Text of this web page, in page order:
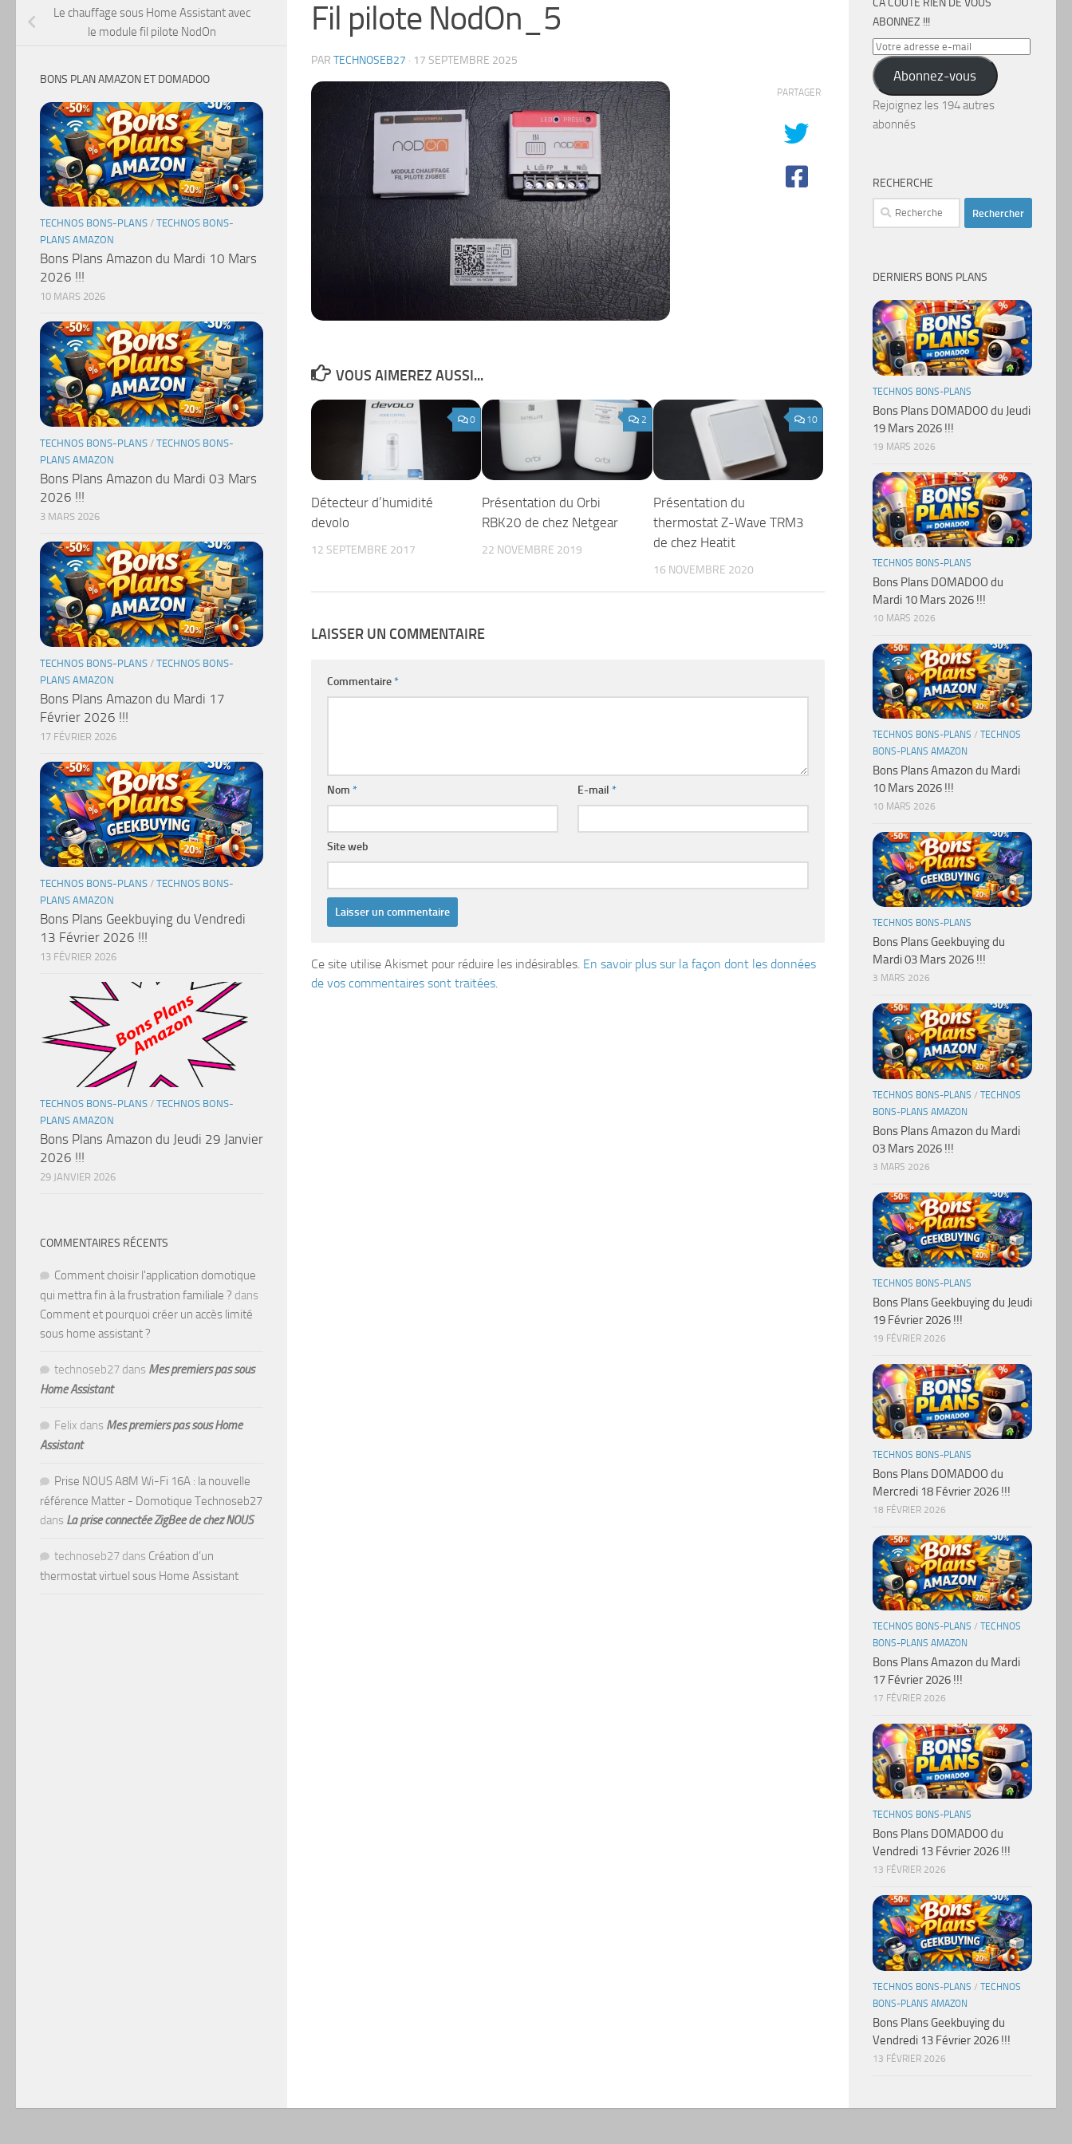
Fil pilote NodOn_5
PAR TECHNOSEB27 · 17 SEPTEMBRE 2025
PARTAGER
VOUS AIMEREZ AUSSI...
0
Détecteur d’humidité
devolo
12 SEPTEMBRE 2017
2
Présentation du Orbi
RBK20 de chez Netgear
22 NOVEMBRE 2019
10
Présentation du
thermostat Z-Wave TRM3
de chez Heatit
16 NOVEMBRE 2020
LAISSER UN COMMENTAIRE
Commentaire*
Nom * E-mail*
Site web
Ce site utilise Akismet pour réduire les indésirables. En savoir plus sur la façon dont les données
de vos commentaires sont traitées
Le chauffage sous Home Assistant avec
le module fil pilote NodOn
BONS PLAN AMAZON ET DOMADOO
TECHNOS BONS-PLANS / TECHNOS BONS-
PLANS AMAZON
Bons Plans Amazon du Mardi 10 Mars
2026 !!!
10 MARS 2026
TECHNOS BONS-PLANS / TECHNOS BONS-
PLANS AMAZON
Bons Plans Amazon du Mardi 03 Mars
2026 !!!
3 MARS 2026
TECHNOS BONS-PLANS / TECHNOS BONS-
PLANS AMAZON
Bons Plans Amazon du Mardi 17
Février 2026 !!!
17 FÉVRIER 2026
TECHNOS BONS-PLANS / TECHNOS BONS-
PLANS AMAZON
Bons Plans Geekbuying du Vendredi
13 Février 2026 !!!
13 FÉVRIER 2026
TECHNOS BONS-PLANS / TECHNOS BONS-
PLANS AMAZON
Bons Plans Amazon du Jeudi 29 Janvier
2026 !!!
29 JANVIER 2026
COMMENTAIRES RÉCENTS
Comment choisir l'application domotique
qui mettra fin à la frustration familiale ? dans
Comment et pourquoi créer un accès limité
sous home assistant ?
technoseb27 dans Mes premiers pas sous
Home Assistant
Felix dans Mes premiers pas sous Home
Assistant
Prise NOUS A8M Wi-Fi 16A : la nouvelle
référence Matter - Domotique Technoseb27
dans La prise connectée ZigBee de chez NOUS
technoseb27 dans Création d’un
thermostat virtuel sous Home Assistant
CA COÛTE RIEN DE VOUS
ABONNEZ !!!
Votre
adresse
e-
mail
Abonnez-vous
Rejoignez les 194 autres
abonnés
RECHERCHE
Rechercher :
DERNIERS BONS PLANS
TECHNOS BONS-PLANS
Bons Plans DOMADOO du Jeudi
19 Mars 2026 !!!
19 MARS 2026
TECHNOS BONS-PLANS
Bons Plans DOMADOO du
Mardi 10 Mars 2026 !!!
10 MARS 2026
TECHNOS BONS-PLANS / TECHNOS
BONS-PLANS AMAZON
Bons Plans Amazon du Mardi
10 Mars 2026 !!!
10 MARS 2026
TECHNOS BONS-PLANS
Bons Plans Geekbuying du
Mardi 03 Mars 2026 !!!
3 MARS 2026
TECHNOS BONS-PLANS / TECHNOS
BONS-PLANS AMAZON
Bons Plans Amazon du Mardi
03 Mars 2026 !!!
3 MARS 2026
TECHNOS BONS-PLANS
Bons Plans Geekbuying du Jeudi
19 Février 2026 !!!
19 FÉVRIER 2026
TECHNOS BONS-PLANS
Bons Plans DOMADOO du
Mercredi 18 Février 2026 !!!
18 FÉVRIER 2026
TECHNOS BONS-PLANS / TECHNOS
BONS-PLANS AMAZON
Bons Plans Amazon du Mardi
17 Février 2026 !!!
17 FÉVRIER 2026
TECHNOS BONS-PLANS
Bons Plans DOMADOO du
Vendredi 13 Février 2026 !!!
13 FÉVRIER 2026
TECHNOS BONS-PLANS / TECHNOS
BONS-PLANS AMAZON
Bons Plans Geekbuying du
Vendredi 13 Février 2026 !!!
13 FÉVRIER 2026